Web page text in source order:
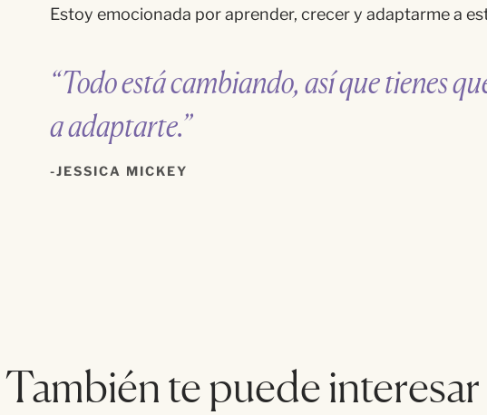
Estoy emocionada por aprender, crecer y adaptarme a
“Todo está cambiando, así que tienes
a adaptarte.”
JESSICA MICKEY
También te puede interesar